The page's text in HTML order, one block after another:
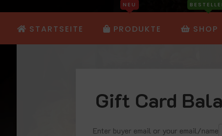
STARTSEITE
NEU
PRODUKTE SHOP
Gift Card
Enter buyer email or your email/name